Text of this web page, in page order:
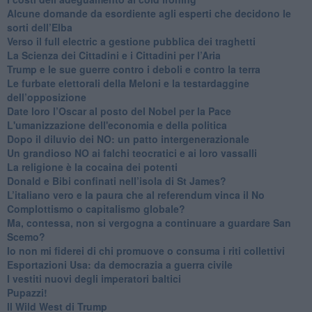
Alcune domande da esordiente agli esperti che decidono le
sorti dell’Elba
Verso il full electric a gestione pubblica dei traghetti​
​La Scienza dei Cittadini e i Cittadini per l’Aria
Trump e le sue guerre contro i deboli e contro la terra
​Le furbate elettorali della Meloni e la testardaggine
dell’opposizione
​Date loro l’Oscar al posto del Nobel per la Pace
L'umanizzazione dell'economia e della politica
​Dopo il diluvio dei NO: un patto intergenerazionale
​Un grandioso NO ai falchi teocratici e ai loro vassalli
La religione è la cocaina dei potenti
Donald e Bibi confinati nell’isola di St James?
L’italiano vero e la paura che al referendum vinca il No
​Complottismo o capitalismo globale?
​Ma, contessa, non si vergogna a continuare a guardare San
Scemo?
​Io non mi fiderei di chi promuove o consuma i riti collettivi
Esportazioni Usa: da democrazia a guerra civile
​I vestiti nuovi degli imperatori baltici
​Pupazzi!
​Il Wild West di Trump